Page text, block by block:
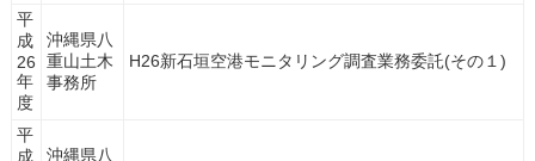
平
成
26
年
度
沖縄県八
重山土木
事務所
H26新石垣空港モニタリング調査業務委託(その１)
平
成
沖縄県八